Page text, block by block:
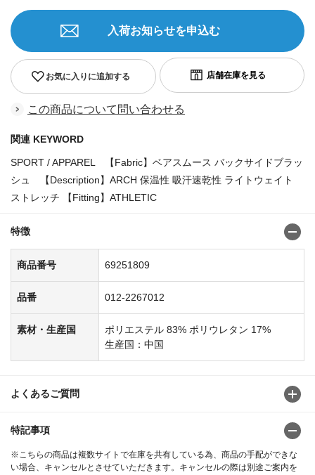
お気に入りに追加する
入荷お知らせを申込む
この商品について問い合わせる
関連 KEYWORD
SPORT / APPAREL 【Fabric】ベアスムース バックサイドブラッ
シュ 【Description】ARCH 保温性 吸汗速乾性 ライトウェイト
ストレッチ 【Fitting】ATHLETIC
特徴
商品番号 69251809
品番 012-2267012
素材・生産国
ポリエステル 83% ポリウレタン 17%
生産国：中国
よくあるご質問
特記事項
※こちらの商品は複数サイトで在庫を共有している為、商品の手配ができな
い場合、キャンセルとさせていただきます。キャンセルの際は別途ご案内を